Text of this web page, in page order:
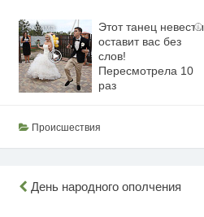
i
Этот танец невесты
оставит вас без
слов!
Пересмотрела 10
раз
Происшествия
Навигация
День народного ополчения